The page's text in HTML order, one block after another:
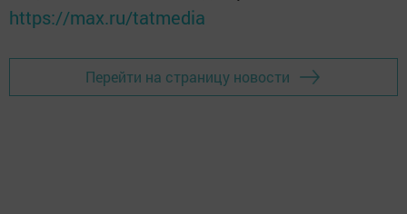
https://max.ru/tatmedia
Перейти на страницу новости